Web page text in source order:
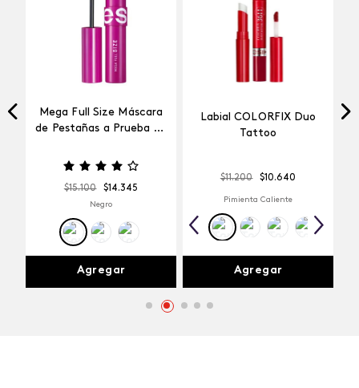
Mega Full Size Máscara
de Pestañas a Prueba de
$15.100 $14.345
Negro
Agregar
Labial COLORFIX Duo
Tattoo
$11.200 $10.640
Pimienta Caliente
Agregar